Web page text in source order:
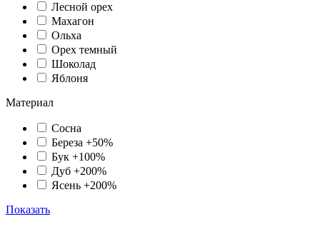
Лесной орех
Махагон
Ольха
Орех темный
Шоколад
Яблоня
Материал
Сосна
Береза +50%
Бук +100%
Дуб +200%
Ясень +200%
Показать